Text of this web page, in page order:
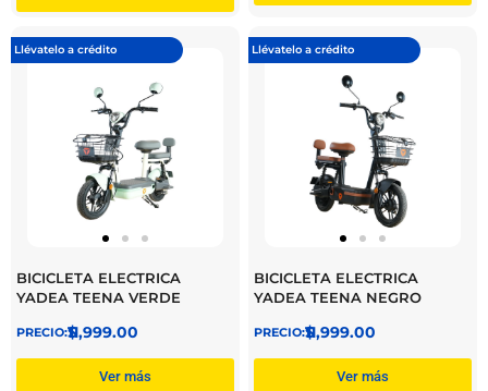
Llévatelo a crédito
BICICLETA ELECTRICA
YADEA TEENA VERDE
$
11,999.00
Ver más
Llévatelo a crédito
BICICLETA ELECTRICA
YADEA TEENA NEGRO
$
11,999.00
Ver más